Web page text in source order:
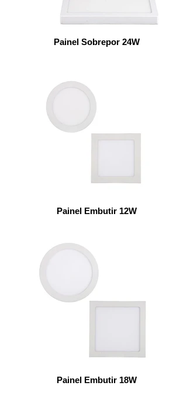
Painel Sobrepor 24W
Painel Embutir 12W
Painel Embutir 18W